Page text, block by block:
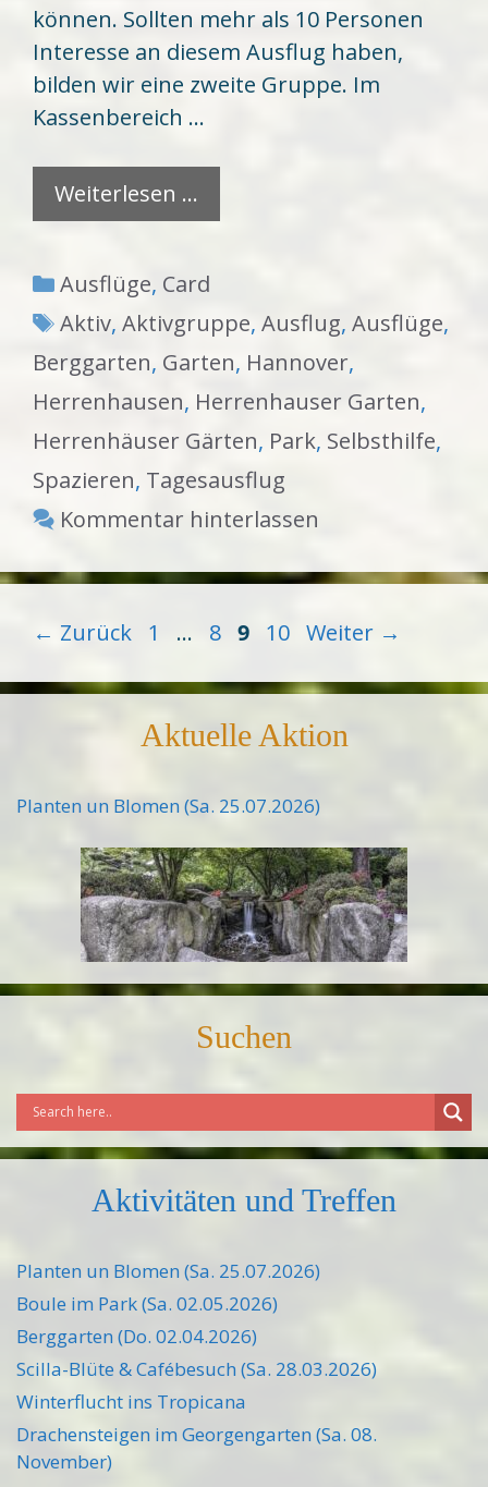
können. Sollten mehr als 10 Personen
Interesse an diesem Ausflug haben,
bilden wir eine zweite Gruppe. Im
Kassenbereich …
Weiterlesen …
Kategorien
Ausflüge, Card
Schlagwörter
Aktiv, Aktivgruppe, Ausflug, Ausflüge,
Berggarten, Garten, Hannover,
Herrenhausen, Herrenhauser Garten,
Herrenhäuser Gärten, Park, Selbsthilfe,
Spazieren, Tagesausflug
Kommentar hinterlassen
← Zurück Seite
1 … Seite
8 Seite
9 Seite
10 Weiter →
Aktuelle Aktion
Planten un Blomen (Sa. 25.07.2026)
Suchen
Aktivitäten und Treffen
Planten un Blomen (Sa. 25.07.2026)
Boule im Park (Sa. 02.05.2026)
Berggarten (Do. 02.04.2026)
Scilla-Blüte & Cafébesuch (Sa. 28.03.2026)
Winterflucht ins Tropicana
Drachensteigen im Georgengarten (Sa. 08.
November)